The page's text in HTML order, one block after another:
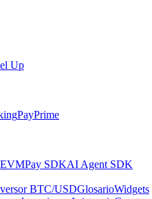
Up
PayPrime
Pay SDKAI Agent SDK
BTC/USDGlosarioWidgets